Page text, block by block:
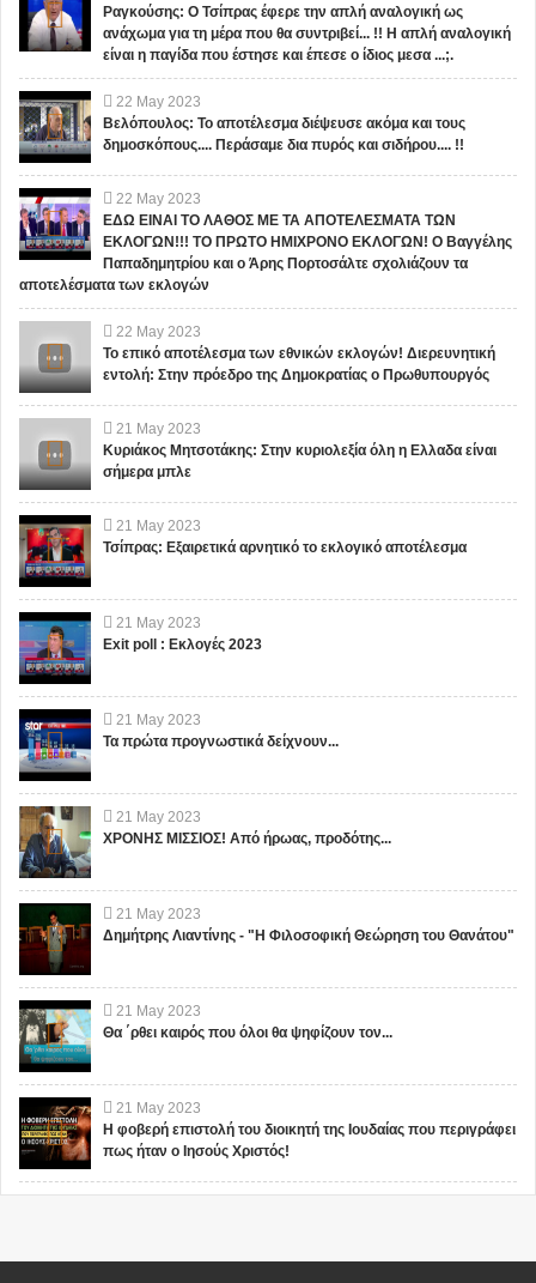
Ραγκούσης: Ο Τσίπρας έφερε την απλή αναλογική ως
ανάχωμα για τη μέρα που θα συντριβεί... !! Η απλή αναλογική
είναι η παγίδα που έστησε και έπεσε ο ίδιος μεσα ...;.
22 May 2023
Βελόπουλος: Το αποτέλεσμα διέψευσε ακόμα και τους
δημοσκόπους.... Περάσαμε δια πυρός και σιδήρου.... !!
22 May 2023
ΕΔΩ ΕΙΝΑΙ ΤΟ ΛΑΘΟΣ ΜΕ ΤΑ ΑΠΟΤΕΛΕΣΜΑΤΑ ΤΩΝ
ΕΚΛΟΓΩΝ!!! ΤΟ ΠΡΩΤΟ ΗΜΙΧΡΟΝΟ ΕΚΛΟΓΩΝ! Ο Βαγγέλης
Παπαδημητρίου και ο Άρης Πορτοσάλτε σχολιάζουν τα
αποτελέσματα των εκλογών
22 May 2023
Το επικό αποτέλεσμα των εθνικών εκλογών! Διερευνητική
εντολή: Στην πρόεδρο της Δημοκρατίας ο Πρωθυπουργός
21 May 2023
Κυριάκος Μητσοτάκης: Στην κυριολεξία όλη η Ελλαδα είναι
σήμερα μπλε
21 May 2023
Τσίπρας: Εξαιρετικά αρνητικό το εκλογικό αποτέλεσμα
21 May 2023
Exit poll : Εκλογές 2023
21 May 2023
Τα πρώτα προγνωστικά δείχνουν...
21 May 2023
ΧΡΟΝΗΣ ΜΙΣΣΙΟΣ! Από ήρωας, προδότης...
21 May 2023
Δημήτρης Λιαντίνης - "Η Φιλοσοφική Θεώρηση του Θανάτου"
21 May 2023
Θα ΄ρθει καιρός που όλοι θα ψηφίζουν τον...
21 May 2023
Η φοβερή επιστολή του διοικητή της Ιουδαίας που περιγράφει
πως ήταν ο Ιησούς Χριστός!